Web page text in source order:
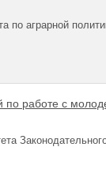
по аграрной
работе с